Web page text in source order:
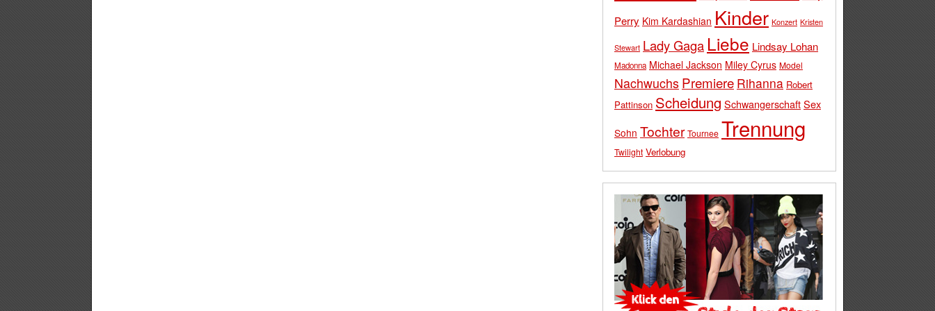
Perry Kim Kardashian Kinder Konzert Kristen
Stewart Lady Gaga Liebe Lindsay Lohan
Madonna Michael Jackson Miley Cyrus Model
Nachwuchs Premiere Rihanna Robert
Pattinson Scheidung SchwangerschaftSex
Sohn Tochter Tournee Trennung
Twilight Verlobung